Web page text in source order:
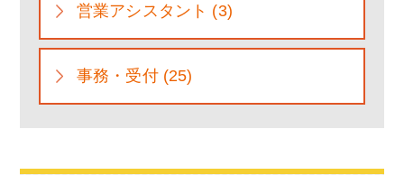
営業アシスタント (3)
事務・受付 (25)